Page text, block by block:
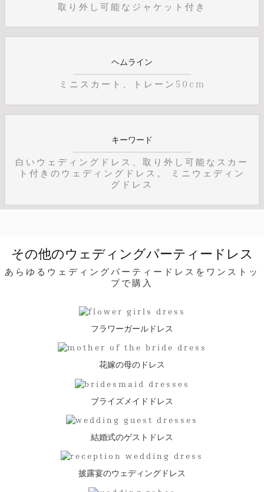
取り外し可能なジャケット付き
ヘムライン
ミニスカート、トレーン50cm
キーワード
白いウェディングドレス、取り外し可能なスカー
ト付きのウェディングドレス。 ミニウェディン
グドレス
その他のウェディングパーティードレス
あらゆるウェディングパーティードレスをワンストッ
プで購入
フラワーガールドレス
花嫁の母のドレス
ブライズメイドドレス
結婚式のゲストドレス
披露宴のウェディングドレス